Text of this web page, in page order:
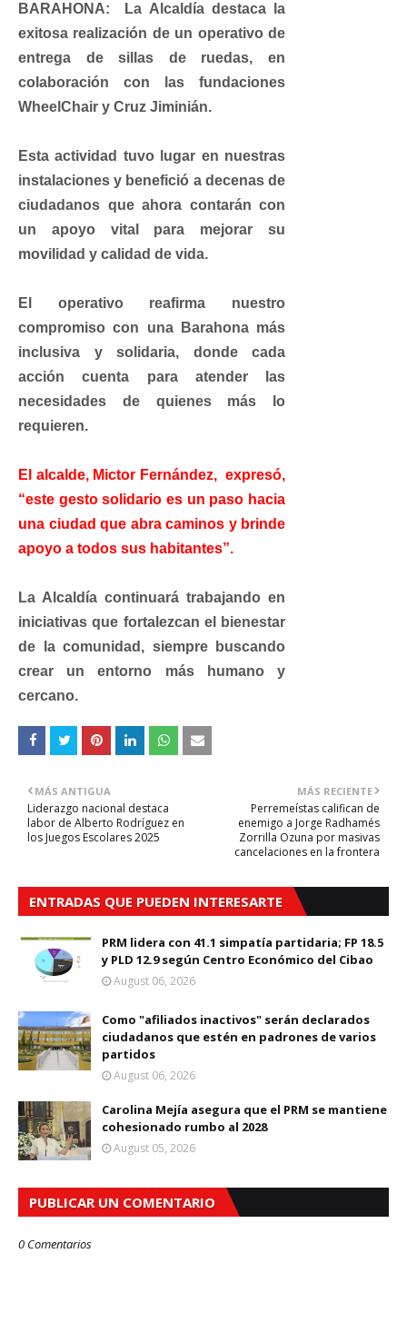
BARAHONA: La Alcaldía destaca la
exitosa realización de un operativo de
entrega de sillas de ruedas, en
colaboración con las fundaciones
WheelChair y Cruz Jiminián.
Esta actividad tuvo lugar en nuestras
instalaciones y benefició a decenas de
ciudadanos que ahora contarán con
un apoyo vital para mejorar su
movilidad y calidad de vida.
El operativo reafirma nuestro
compromiso con una Barahona más
inclusiva y solidaria, donde cada
acción cuenta para atender las
necesidades de quienes más lo
requieren.
El alcalde, Mictor Fernández, expresó,
“este gesto solidario es un paso hacia
una ciudad que abra caminos y brinde
apoyo a todos sus habitantes”.
La Alcaldía continuará trabajando en
iniciativas que fortalezcan el bienestar
de la comunidad, siempre buscando
crear un entorno más humano y
cercano.
MÁS RECIENTE
Perremeístas califican de
enemigo a Jorge Radhamés
Zorrilla Ozuna por masivas
cancelaciones en la frontera
MÁS ANTIGUA
Liderazgo nacional destaca
labor de Alberto Rodríguez en
los Juegos Escolares 2025
ENTRADAS QUE PUEDEN INTERESARTE
PRM lidera con 41.1 simpatía partidaria; FP 18.5
y PLD 12.9 según Centro Económico del Cibao
August 06, 2026
Como "afiliados inactivos" serán declarados
ciudadanos que estén en padrones de varios
partidos
August 06, 2026
Carolina Mejía asegura que el PRM se mantiene
cohesionado rumbo al 2028
August 05, 2026
PUBLICAR UN COMENTARIO
0 Comentarios